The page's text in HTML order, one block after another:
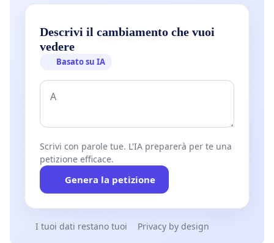
Descrivi il cambiamento che vuoi
vedere
Basato su IA
Scrivi con parole tue. L'IA preparerà per te una
petizione efficace.
Genera la petizione
I tuoi dati restano tuoi Privacy by design